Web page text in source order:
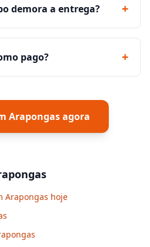
demora a entrega? +
pago? +
Arapongasagora
Arapongas hoje